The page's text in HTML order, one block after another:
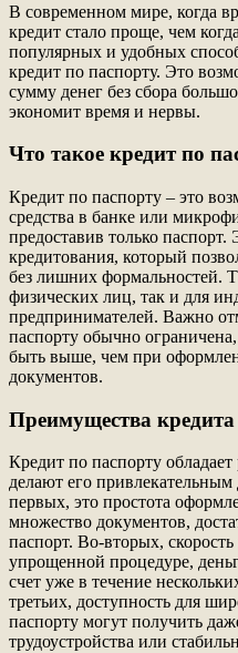
В современном мире, когда
кредит стало проще, чем
популярных и удобных
кредит по паспорту. Это
сумму денег без сбора
экономит время и нервы.
Что такое кредит по
Кредит по паспорту – это
средства в банке или
предоставив только
кредитования, который
без лишних формальностей.
физических лиц, так и для
предпринимателей. Важно
паспорту обычно
быть выше, чем при
документов.
Преимущества
Кредит по паспорту
делают его
первых, это простота
множество документов,
паспорт. Во-вторых,
упрощенной процедуре,
счет уже в течение
третьих, доступность для
паспорту могут получить
трудоустройства или